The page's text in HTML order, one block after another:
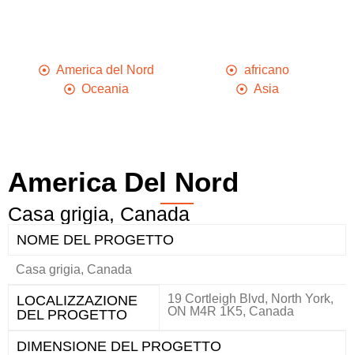
America del Nord
africano
Oceania
Asia
America Del Nord
Casa grigia, Canada
NOME DEL PROGETTO
Casa grigia, Canada
LOCALIZZAZIONE
DEL PROGETTO
19 Cortleigh Blvd, North York,
ON M4R 1K5, Canada
DIMENSIONE DEL PROGETTO